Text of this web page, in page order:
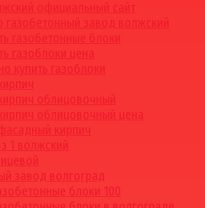
официальный сайт
газобетонный завод волжский
газобетонные блоки
газоблоки цена
купить газоблоки
облицовочный
облицовочный цена
кирпич
1 волжский
завод волгоград
блоки 100